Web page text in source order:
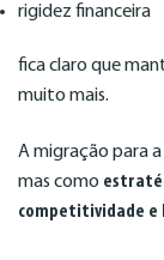
rigidez financeira
fica claro que
muito mais.
A migração para
mas como
competitividade e